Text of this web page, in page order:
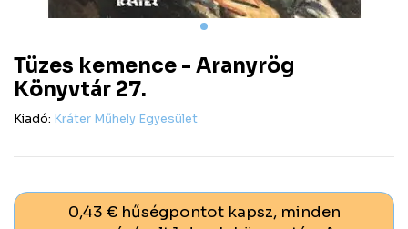
Tüzes kemence - Aranyrög
Könyvtár 27.
Kiadó: Kráter Műhely Egyesület
0,43 € hűségpontot kapsz, minden